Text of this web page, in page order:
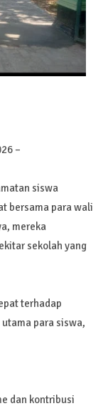
–
siswa
bersama para wali
mereka
sekolah yang
terhadap
para siswa,
dan kontribusi